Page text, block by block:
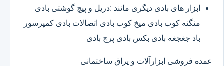
ابزار های بادی دیگری مانند :دریل و پیچ گوشتی بادی
منگنه کوب بادی میخ کوب بادی اتصالات بادی کمپرسور
باد جغجغه بادی بکس بادی پرچ بادی
عمده فروشی ابزارآلات و یراق ساختمانی